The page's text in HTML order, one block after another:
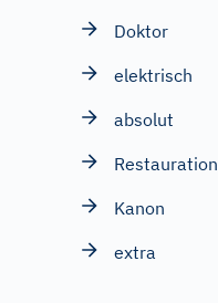
Doktor
elektrisch
absolut
Restauration
Kanon
extra